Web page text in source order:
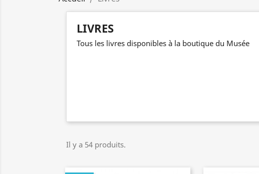
LIVRES
Tous les livres disponibles à la boutique du Musée
Il y a 54 produits.